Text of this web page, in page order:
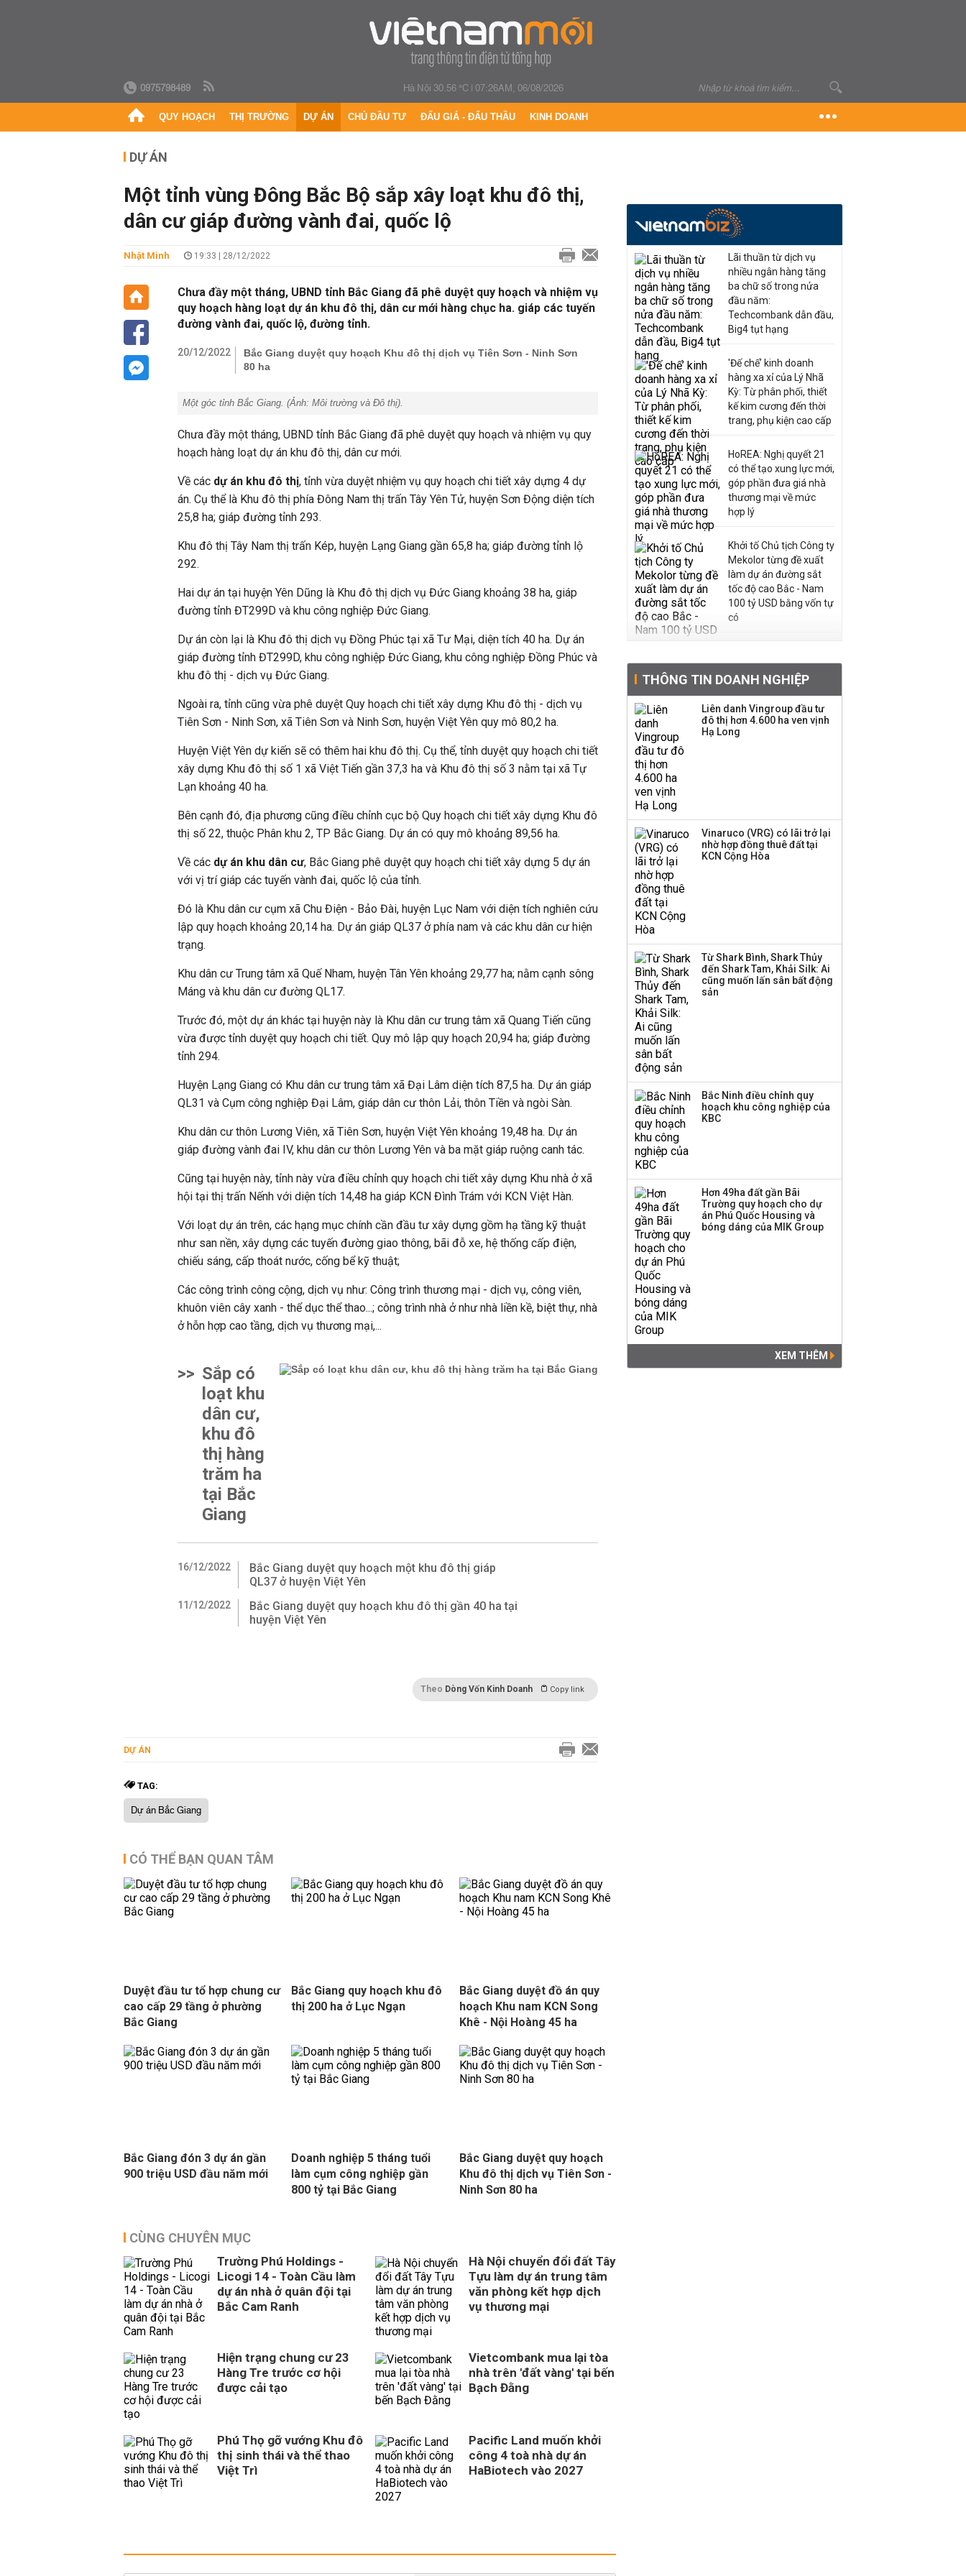
0975798489 Hà Nội 30.56 °C|07:26AM, 06/08/2026
QUY HOẠCH THỊ TRƯỜNG DỰ ÁN CHỦ ĐẦU TƯ ĐẤU GIÁ - ĐẤU THẦU KINH DOANH
DỰ ÁN
Một tỉnh vùng Đông Bắc Bộ sắp xây loạt khu đô thị,
dân cư giáp đường vành đai, quốc lộ
Nhật Minh 19:33 | 28/12/2022
Chưa đầy một tháng, UBND tỉnh Bắc Giang đã phê duyệt quy hoạch và nhiệm vụ
quy hoạch hàng loạt dự án khu đô thị, dân cư mới hàng chục ha. giáp các tuyến
đường vành đai, quốc lộ, đường tỉnh.
20/12/2022
Bắc Giang duyệt quy hoạch Khu đô thị dịch vụ Tiên Sơn - Ninh Sơn
80 ha
Một góc tỉnh Bắc Giang. (Ảnh: Môi trường và Đô thị).
Chưa đầy một tháng, UBND tỉnh Bắc Giang đã phê duyệt quy hoạch và nhiệm vụ quy
hoạch hàng loạt dự án khu đô thị, dân cư mới.
Về các dự án khu đô thị, tỉnh vừa duyệt nhiệm vụ quy hoạch chi tiết xây dựng 4 dự
án. Cụ thể là Khu đô thị phía Đông Nam thị trấn Tây Yên Tử, huyện Sơn Động diện tích
25,8 ha; giáp đường tỉnh 293.
Khu đô thị Tây Nam thị trấn Kép, huyện Lạng Giang gần 65,8 ha; giáp đường tỉnh lộ
292.
Hai dự án tại huyện Yên Dũng là Khu đô thị dịch vụ Đức Giang khoảng 38 ha, giáp
đường tỉnh ĐT299D và khu công nghiệp Đức Giang.
Dự án còn lại là Khu đô thị dịch vụ Đồng Phúc tại xã Tư Mại, diện tích 40 ha. Dự án
giáp đường tỉnh ĐT299D, khu công nghiệp Đức Giang, khu công nghiệp Đồng Phúc và
khu đô thị - dịch vụ Đức Giang.
Ngoài ra, tỉnh cũng vừa phê duyệt Quy hoạch chi tiết xây dựng Khu đô thị - dịch vụ
Tiên Sơn - Ninh Sơn, xã Tiên Sơn và Ninh Sơn, huyện Việt Yên quy mô 80,2 ha.
Huyện Việt Yên dự kiến sẽ có thêm hai khu đô thị. Cụ thể, tỉnh duyệt quy hoạch chi tiết
xây dựng Khu đô thị số 1 xã Việt Tiến gần 37,3 ha và Khu đô thị số 3 nằm tại xã Tự
Lạn khoảng 40 ha.
Bên cạnh đó, địa phương cũng điều chỉnh cục bộ Quy hoạch chi tiết xây dựng Khu đô
thị số 22, thuộc Phân khu 2, TP Bắc Giang. Dự án có quy mô khoảng 89,56 ha.
Về các dự án khu dân cư, Bắc Giang phê duyệt quy hoạch chi tiết xây dựng 5 dự án
với vị trí giáp các tuyến vành đai, quốc lộ của tỉnh.
Đó là Khu dân cư cụm xã Chu Điện - Bảo Đài, huyện Lục Nam với diện tích nghiên cứu
lập quy hoạch khoảng 20,14 ha. Dự án giáp QL37 ở phía nam và các khu dân cư hiện
trạng.
Khu dân cư Trung tâm xã Quế Nham, huyện Tân Yên khoảng 29,77 ha; nằm cạnh sông
Máng và khu dân cư đường QL17.
Trước đó, một dự án khác tại huyện này là Khu dân cư trung tâm xã Quang Tiến cũng
vừa được tỉnh duyệt quy hoạch chi tiết. Quy mô lập quy hoạch 20,94 ha; giáp đường
tỉnh 294.
Huyện Lạng Giang có Khu dân cư trung tâm xã Đại Lâm diện tích 87,5 ha. Dự án giáp
QL31 và Cụm công nghiệp Đại Lâm, giáp dân cư thôn Lải, thôn Tiền và ngòi Sàn.
Khu dân cư thôn Lương Viên, xã Tiên Sơn, huyện Việt Yên khoảng 19,48 ha. Dự án
giáp đường vành đai IV, khu dân cư thôn Lương Yên và ba mặt giáp ruộng canh tác.
Cũng tại huyện này, tỉnh này vừa điều chỉnh quy hoạch chi tiết xây dựng Khu nhà ở xã
hội tại thị trấn Nếnh với diện tích 14,48 ha giáp KCN Đình Trám với KCN Việt Hàn.
Với loạt dự án trên, các hạng mục chính cần đầu tư xây dựng gồm hạ tầng kỹ thuật
như san nền, xây dựng các tuyến đường giao thông, bãi đỗ xe, hệ thống cấp điện,
chiếu sáng, cấp thoát nước, cống bể kỹ thuật;
Các công trình công cộng, dịch vụ như: Công trình thương mại - dịch vụ, công viên,
khuôn viên cây xanh - thể dục thể thao...; công trình nhà ở như nhà liền kề, biệt thự, nhà
ở hỗn hợp cao tầng, dịch vụ thương mại,...
>> Sắp có
loạt khu
dân cư,
khu đô
thị hàng
trăm ha
tại Bắc
Giang
16/12/2022
Bắc Giang duyệt quy hoạch một khu đô thị giáp
QL37 ở huyện Việt Yên
11/12/2022
Bắc Giang duyệt quy hoạch khu đô thị gần 40 ha tại
huyện Việt Yên
Theo Dòng Vốn Kinh Doanh Copy link
DỰ ÁN
TAG:
Dự án Bắc Giang
CÓ THỂ BẠN QUAN TÂM
Duyệt đầu tư tổ hợp chung cư
cao cấp 29 tầng ở phường
Bắc Giang
Bắc Giang quy hoạch khu đô
thị 200 ha ở Lục Ngạn
Bắc Giang duyệt đồ án quy
hoạch Khu nam KCN Song
Khê - Nội Hoàng 45 ha
Bắc Giang đón 3 dự án gần
900 triệu USD đầu năm mới
Doanh nghiệp 5 tháng tuổi
làm cụm công nghiệp gần
800 tỷ tại Bắc Giang
Bắc Giang duyệt quy hoạch
Khu đô thị dịch vụ Tiên Sơn -
Ninh Sơn 80 ha
CÙNG CHUYÊN MỤC
Trường Phú Holdings -
Licogi 14 - Toàn Cầu làm
dự án nhà ở quân đội tại
Bắc Cam Ranh
Hà Nội chuyển đổi đất Tây
Tựu làm dự án trung tâm
văn phòng kết hợp dịch
vụ thương mại
Hiện trạng chung cư 23
Hàng Tre trước cơ hội
được cải tạo
Vietcombank mua lại tòa
nhà trên 'đất vàng' tại bến
Bạch Đằng
Phú Thọ gỡ vướng Khu đô
thị sinh thái và thể thao
Việt Trì
Pacific Land muốn khởi
công 4 toà nhà dự án
HaBiotech vào 2027
Lãi thuần từ dịch vụ
nhiều ngân hàng tăng
ba chữ số trong nửa
đầu năm:
Techcombank dẫn đầu,
Big4 tụt hạng
'Đế chế’ kinh doanh
hàng xa xỉ của Lý Nhã
Kỳ: Từ phân phối, thiết
kế kim cương đến thời
trang, phụ kiện cao cấp
HoREA: Nghị quyết 21
có thể tạo xung lực mới,
góp phần đưa giá nhà
thương mại về mức
hợp lý
Khởi tố Chủ tịch Công ty
Mekolor từng đề xuất
làm dự án đường sắt
tốc độ cao Bắc - Nam
100 tỷ USD bằng vốn tự
có
thường, dự kiến điều
chỉnh kế hoạch kinh
doanh 2026
Kinh Bắc dự kiến cho
drone và trừng phạt
doanh nghiệp Mỹ
Sacombank phát hành
ba đợt trái phiếu thu về
THÔNG TIN DOANH NGHIỆP
Liên danh Vingroup đầu tư
đô thị hơn 4.600 ha ven vịnh
Hạ Long
Vinaruco (VRG) có lãi trở lại
nhờ hợp đồng thuê đất tại
KCN Cộng Hòa
Từ Shark Bình, Shark Thủy
đến Shark Tam, Khải Silk: Ai
cũng muốn lấn sân bất động
sản
Bắc Ninh điều chỉnh quy
hoạch khu công nghiệp của
KBC
Hơn 49ha đất gần Bãi
Trường quy hoạch cho dự
án Phú Quốc Housing và
bóng dáng của MIK Group
XEM THÊM